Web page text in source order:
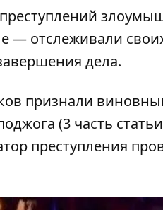
— отслеживали
дела.
признали
(3 часть
преступления